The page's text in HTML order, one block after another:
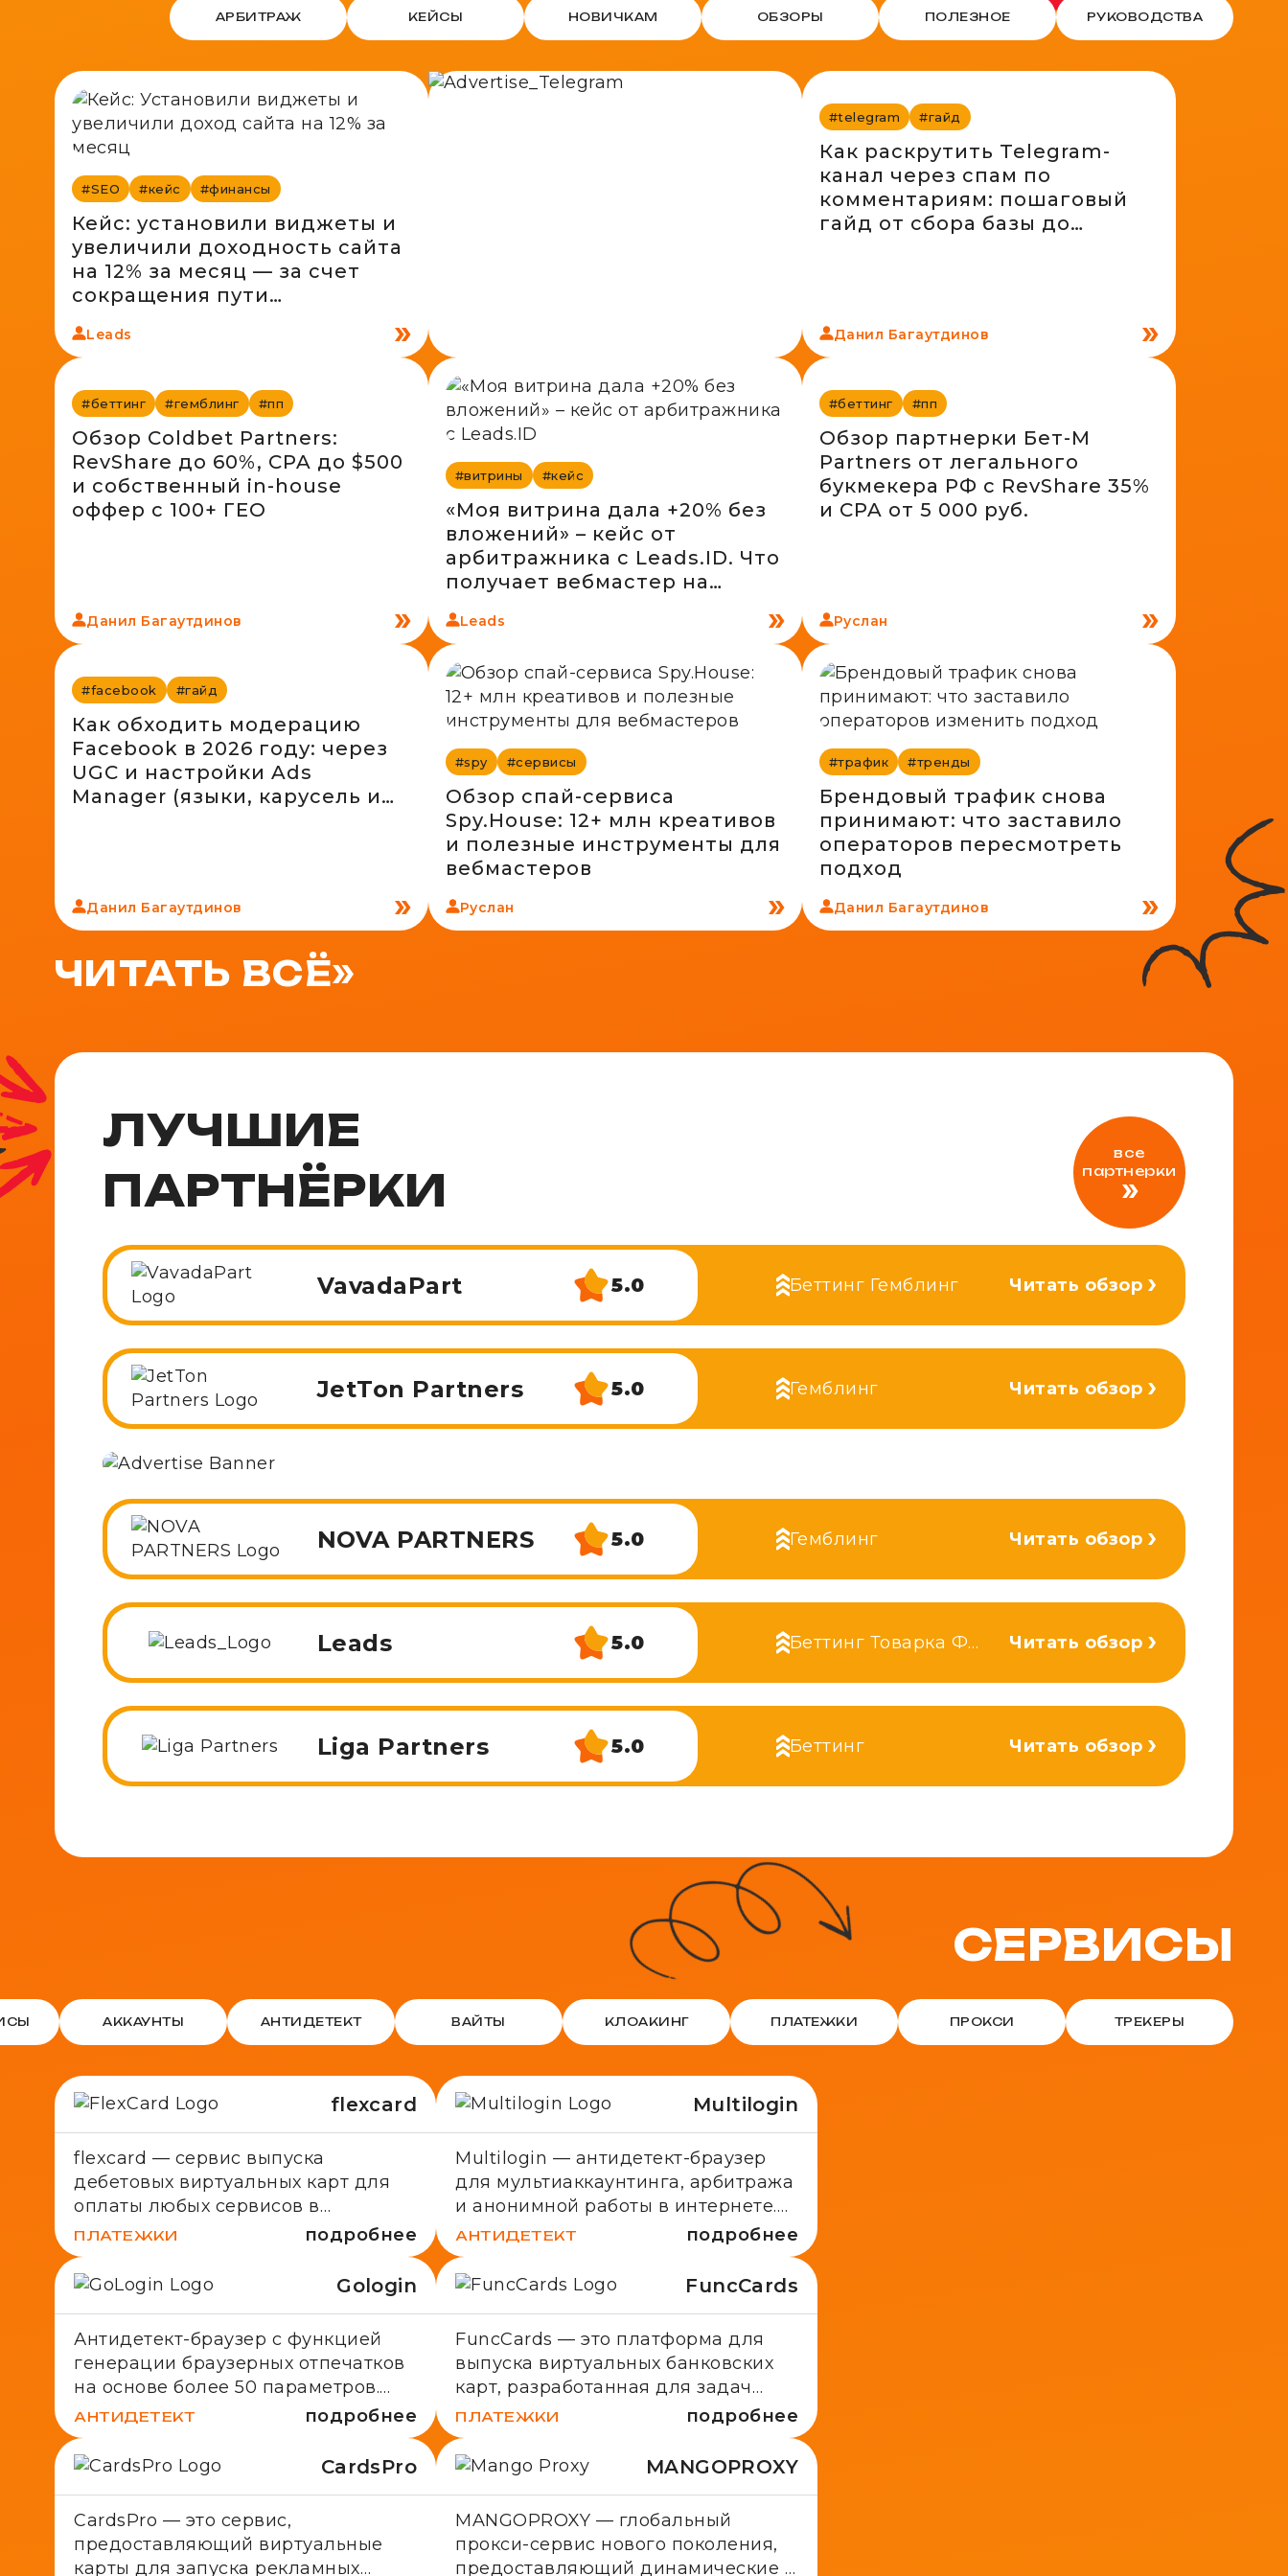
АРБИТРАЖ КЕЙСЫ НОВИЧКАМ ОБЗОРЫ ПОЛЕЗНОЕ РУКОВОДСТВА
#SEO #кейс #финансы
Кейс: установили виджеты и
увеличили доходность сайта
на 12% за месяц — за счет
сокращения пути
Leads
#telegram #гайд
Как раскрутить Telegram-
канал через спам по
комментариям: пошаговый
гайд от сбора базы до
Данил Багаутдинов
#беттинг #гемблинг #пп
Обзор Coldbet Partners:
RevShare до 60%, CPA до $500
и собственный in-house
оффер с 100+ ГЕО
Данил Багаутдинов
#витрины #кейс
«Моя витрина дала +20% без
вложений» – кейс от
арбитражника c Leads.ID. Что
получает вебмастер на
Leads
#беттинг #пп
Обзор партнерки Бет-М
Partners от легального
букмекера РФ с RevShare 35%
и CPA от 5 000 руб.
Руслан
#facebook #гайд
Как обходить модерацию
Facebook в 2026 году: через
UGC и настройки Ads
Manager (языки, карусель и
Данил Багаутдинов
#spy #сервисы
Обзор спай-сервиса
Spy.House: 12+ млн креативов
и полезные инструменты для
вебмастеров
Руслан
#трафик #тренды
Брендовый трафик снова
принимают: что заставило
операторов пересмотреть
подход
Данил Багаутдинов
ЧИТАТЬ ВСЁ
ЛУЧШИЕ
ПАРТНЁРКИ
все
партнерки
VavadaPart 5.0 Беттинг Гемблинг Читать обзор
JetTon Partners 5.0 Гемблинг Читать обзор
NOVA PARTNERS 5.0 Гемблинг Читать обзор
Leads 5.0 Беттинг Товарка Финансы Читать обзор
Liga Partners 5.0 Беттинг Читать обзор
СЕРВИСЫ
АККАУНТЫ АНТИДЕТЕКТ ВАЙТЫ КЛОАКИНГ ПЛАТЕЖКИ ПРОКСИ ТРЕКЕРЫ
flexcard
flexcard — сервис выпуска
дебетовых виртуальных карт для
оплаты любых сервисов в
интернете, в том числе рекламных
источников: Facebook* Ads, Google
Ads, TikTok, Bing и другие.
ПЛАТЕЖКИ подробнее
Multilogin
Multilogin — антидетект-браузер
для мультиаккаунтинга, арбитража
и анонимной работы в интернете.
Обеспечивает высокий уровень
анонимности для арбитража
трафика.
АНТИДЕТЕКТ подробнее
Gologin
Антидетект-браузер с функцией
генерации браузерных отпечатков
на основе более 50 параметров.
Доступны возможности для
командной работы.
АНТИДЕТЕКТ подробнее
FuncCards
FuncCards — это платформа для
выпуска виртуальных банковских
карт, разработанная для задач
арбитража трафика и
корпоративного использования.
Выпуск — $1, комиссия на
ПЛАТЕЖКИ подробнее
CardsPro
CardsPro — это сервис,
предоставляющий виртуальные
карты для запуска рекламных
MANGOPROXY
MANGOPROXY — глобальный
прокси-сервис нового поколения,
предоставляющий динамические и